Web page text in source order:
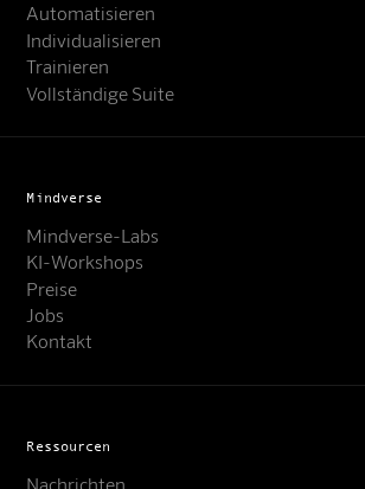
Automatisieren
Individualisieren
Trainieren
Vollständige Suite
Mindverse
Mindverse-Labs
KI-Workshops
Preise
Jobs
Kontakt
Ressourcen
Nachrichten